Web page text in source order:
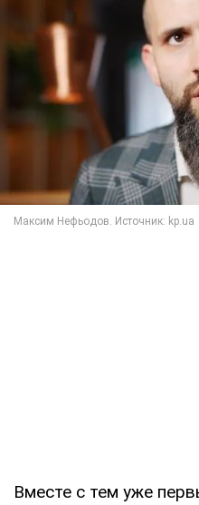
Вместе с тем уже